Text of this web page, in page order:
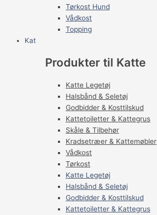
Tørkost Hund
Vådkost
Topping
Kat
Produkter til Katte
Katte Legetøj
Halsbånd & Seletøj
Godbidder & Kosttilskud
Kattetoiletter & Kattegrus
Skåle & Tilbehør
Kradsetræer & Kattemøbler
Vådkost
Tørkost
Katte Legetøj
Halsbånd & Seletøj
Godbidder & Kosttilskud
Kattetoiletter & Kattegrus